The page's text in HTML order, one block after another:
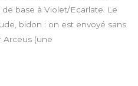
base à Violet/Ecarlate. Le
bidon : on est envoyé sans
Arceus (une